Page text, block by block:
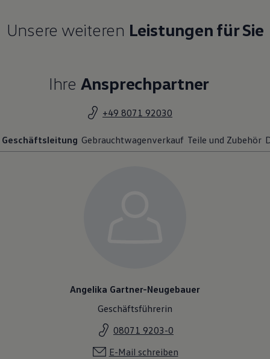
Unsere weiteren Leistungen für Sie
Ihre Ansprechpartner
+49 8071 92030
Geschäftsleitung Gebrauchtwagenverkauf Teile und Zubehör
Angelika Gartner-Neugebauer
Geschäftsführerin
08071 9203-0
E-Mail schreiben